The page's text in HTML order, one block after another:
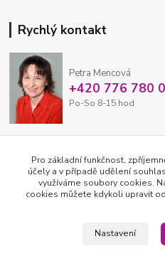
Rychlý kontakt
Petra Mencová
+420 776 780
Po-So 8-15 hod
Pro základní funkčnost,
účely a v případě udělení
využíváme soubory cookies.
cookies můžete kdykoli upravit
Nastavení